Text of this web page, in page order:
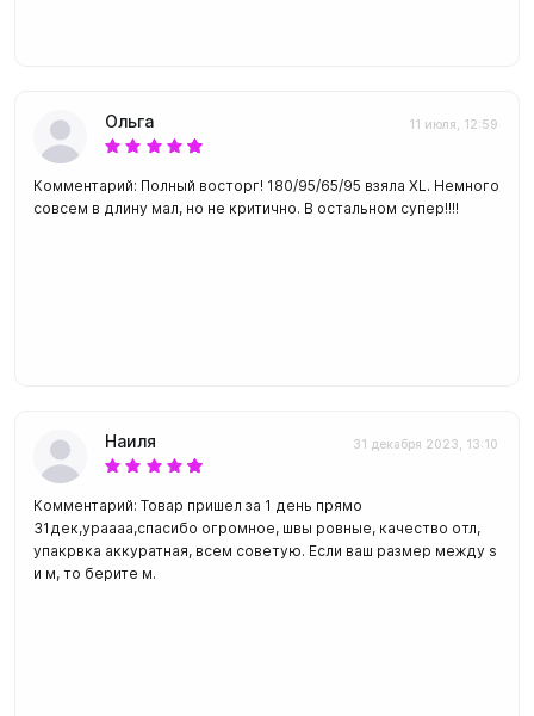
Ольга 11 июля, 12:59
Комментарий: Полный восторг! 180/95/65/95 взяла XL. Немного
совсем в длину мал, но не критично. В остальном супер!!!!
Наиля 31 декабря 2023, 13:10
Комментарий: Товар пришел за 1 день прямо
31дек,ураааа,спасибо огромное, швы ровные, качество отл,
упакрвка аккуратная, всем советую. Если ваш размер между s
и м, то берите м.